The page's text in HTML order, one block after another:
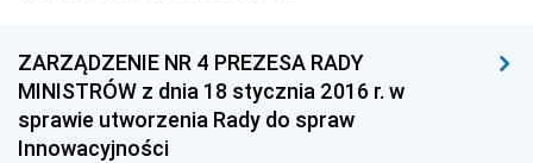
ZARZĄDZENIE NR 4 PREZESA RADY
MINISTRÓW z dnia 18 stycznia 2016 r. w
sprawie utworzenia Rady do spraw
Innowacyjności